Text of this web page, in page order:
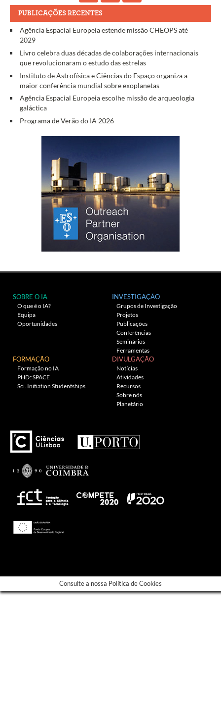
PUBLICAÇÕES RECENTES
Agência Espacial Europeia estende missão CHEOPS até
2029
Livro celebra duas décadas de colaborações internacionais
que revolucionaram o estudo das estrelas
Instituto de Astrofísica e Ciências do Espaço organiza a
maior conferência mundial sobre exoplanetas
Agência Espacial Europeia escolhe missão de arqueologia
galáctica
Programa de Verão do IA 2026
SOBRE O IA
O que é o IA?
Equipa
Oportunidades
INVESTIGAÇÃO
Grupos de Investigação
Projetos
Publicações
Conferências
Seminários
Ferramentas
FORMAÇÃO
Formação no IA
PHD::SPACE
Sci. Initiation Studentships
DIVULGAÇÃO
Notícias
Atividades
Recursos
Sobre nós
Planetário
Consulte a nossa Política de Cookies